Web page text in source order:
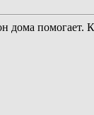
помогает.